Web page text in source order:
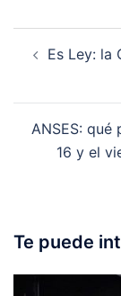
Es Ley: la
ANSES:
16 y el
Te puede